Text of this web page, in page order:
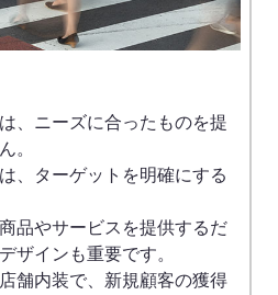
、ニーズに合ったものを提
。
、ターゲットを明確にする
品やサービスを提供するだ
ザインも重要です。
舗内装で、新規顧客の獲得